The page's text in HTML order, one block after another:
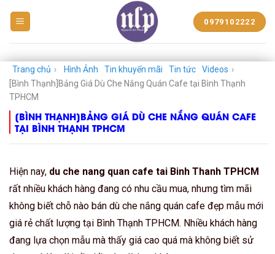
NHỰA
PHÁT
0979102222
Trang chủ › Hình Ảnh Tin khuyến mãi Tin tức Videos ›
[Bình Thạnh]Bảng Giá Dù Che Nắng Quán Cafe tại Bình Thạnh
TPHCM
[BÌNH THẠNH]BẢNG GIÁ DÙ CHE NẮNG QUÁN CAFE
TẠI BÌNH THẠNH TPHCM
Hiện nay, du che nang quan cafe tai Binh Thanh TPHCM
rất nhiều khách hàng đang có nhu cầu mua, nhưng tìm mãi
không biết chỗ nào bán dù che nắng quán cafe đẹp mẫu mới
giá rẻ chất lượng tại Bình Thạnh TPHCM. Nhiều khách hàng
đang lựa chọn mẫu mà thấy giá cao quá mà không biết sử